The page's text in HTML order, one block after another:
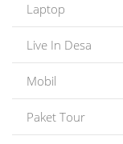
Laptop
Live In Desa
Mobil
Paket Tour